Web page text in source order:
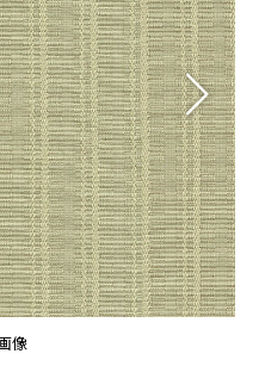
レーション
像